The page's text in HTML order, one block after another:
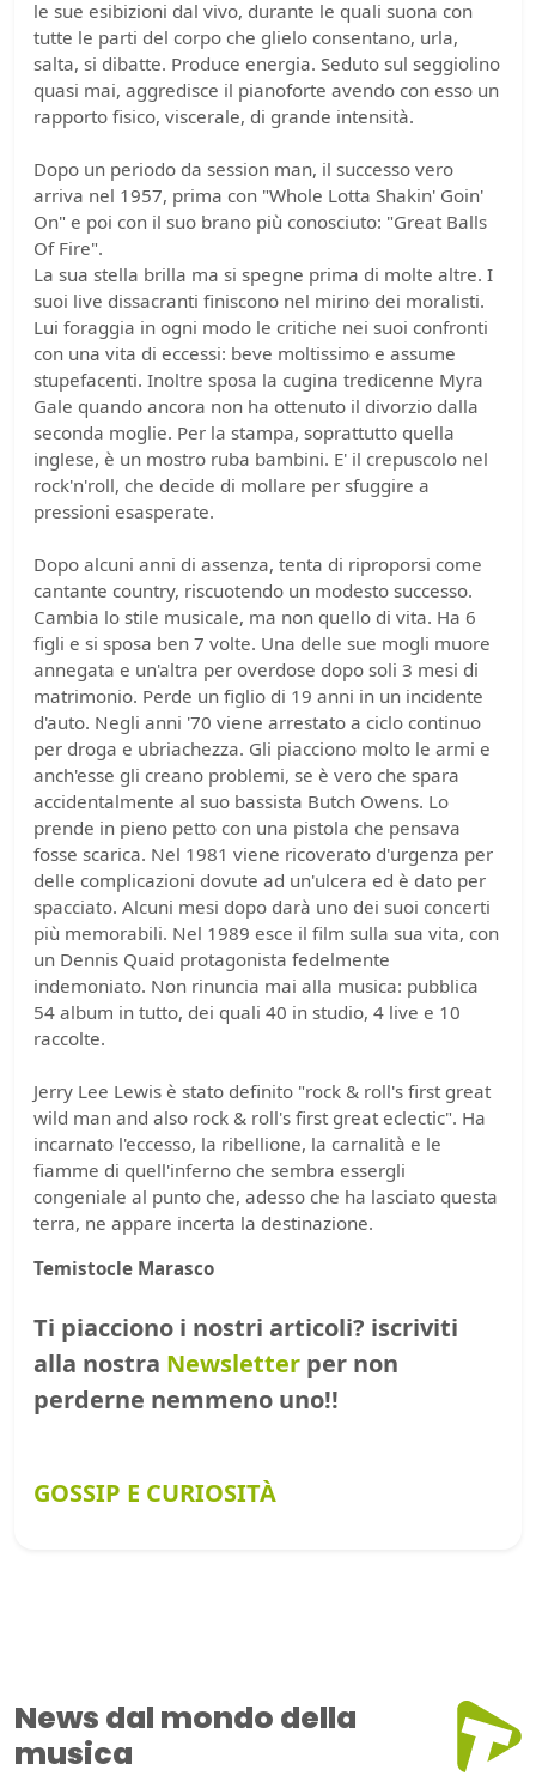
le sue esibizioni dal vivo, durante le quali suona con
tutte le parti del corpo che glielo consentano, urla,
salta, si dibatte. Produce energia. Seduto sul seggiolino
quasi mai, aggredisce il pianoforte avendo con esso un
rapporto fisico, viscerale, di grande intensità.
Dopo un periodo da session man, il successo vero
arriva nel 1957, prima con "Whole Lotta Shakin' Goin'
On" e poi con il suo brano più conosciuto: "Great Balls
Of Fire".
La sua stella brilla ma si spegne prima di molte altre. I
suoi live dissacranti finiscono nel mirino dei moralisti.
Lui foraggia in ogni modo le critiche nei suoi confronti
con una vita di eccessi: beve moltissimo e assume
stupefacenti. Inoltre sposa la cugina tredicenne Myra
Gale quando ancora non ha ottenuto il divorzio dalla
seconda moglie. Per la stampa, soprattutto quella
inglese, è un mostro ruba bambini. E' il crepuscolo nel
rock'n'roll, che decide di mollare per sfuggire a
pressioni esasperate.
Dopo alcuni anni di assenza, tenta di riproporsi come
cantante country, riscuotendo un modesto successo.
Cambia lo stile musicale, ma non quello di vita. Ha 6
figli e si sposa ben 7 volte. Una delle sue mogli muore
annegata e un'altra per overdose dopo soli 3 mesi di
matrimonio. Perde un figlio di 19 anni in un incidente
d'auto. Negli anni '70 viene arrestato a ciclo continuo
per droga e ubriachezza. Gli piacciono molto le armi e
anch'esse gli creano problemi, se è vero che spara
accidentalmente al suo bassista Butch Owens. Lo
prende in pieno petto con una pistola che pensava
fosse scarica. Nel 1981 viene ricoverato d'urgenza per
delle complicazioni dovute ad un'ulcera ed è dato per
spacciato. Alcuni mesi dopo darà uno dei suoi concerti
più memorabili. Nel 1989 esce il film sulla sua vita, con
un Dennis Quaid protagonista fedelmente
indemoniato. Non rinuncia mai alla musica: pubblica
54 album in tutto, dei quali 40 in studio, 4 live e 10
raccolte.
Jerry Lee Lewis è stato definito "rock & roll's first great
wild man and also rock & roll's first great eclectic". Ha
incarnato l'eccesso, la ribellione, la carnalità e le
fiamme di quell'inferno che sembra essergli
congeniale al punto che, adesso che ha lasciato questa
terra, ne appare incerta la destinazione.
Temistocle Marasco
Ti piacciono i nostri articoli? iscriviti
alla nostra Newsletter per non
perderne nemmeno uno!!
GOSSIP E CURIOSITÀ
News dal mondo della
musica